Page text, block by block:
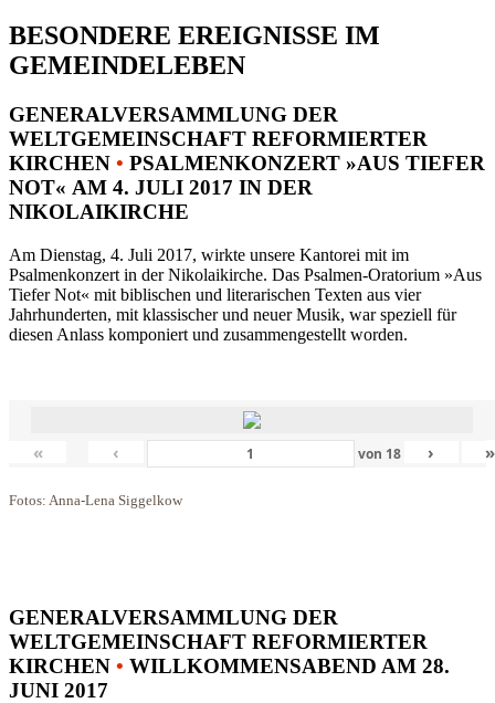
BESONDERE EREIGNISSE IM
GEMEINDELEBEN
GENERALVERSAMMLUNG DER
WELTGEMEINSCHAFT REFORMIERTER
KIRCHEN • PSALMENKONZERT »AUS TIEFER
NOT« AM 4. JULI 2017 IN DER
NIKOLAIKIRCHE
Am Dienstag, 4. Juli 2017, wirkte unsere Kantorei mit im
Psalmenkonzert in der Nikolaikirche. Das Psalmen-Oratorium »Aus
Tiefer Not« mit biblischen und literarischen Texten aus vier
Jahrhunderten, mit klassischer und neuer Musik, war speziell für
diesen Anlass komponiert und zusammengestellt worden.
« ‹ von 18 › »
Fotos: Anna-Lena Siggelkow
GENERALVERSAMMLUNG DER
WELTGEMEINSCHAFT REFORMIERTER
KIRCHEN • WILLKOMMENSABEND AM 28.
JUNI 2017